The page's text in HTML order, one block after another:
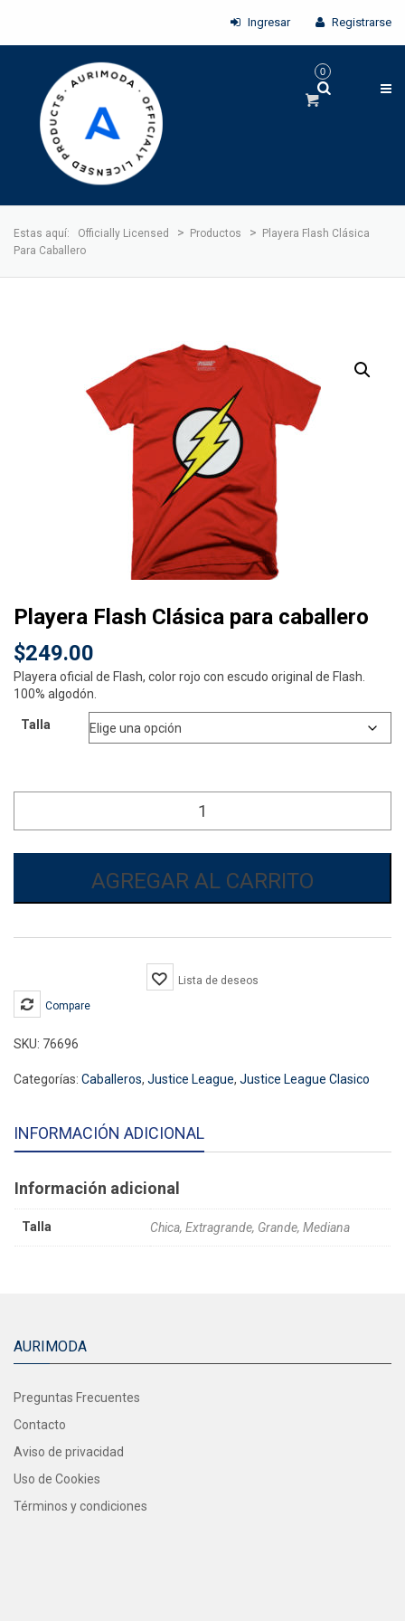
Ingresar Registrarse
0
Estas aquí: Officially Licensed > Productos >
Playera Flash Clásica
Para Caballero
Playera Flash Clásica para caballero
$249.00
Playera oficial de Flash, color rojo con escudo original de Flash.
100% algodón.
Talla
Clásica
para
AGREGAR AL CARRITO
Lista de deseos
Compare
SKU: 76696
Categorías: Caballeros, Justice League, Justice League Clasico
INFORMACIÓN ADICIONAL
Información adicional
Talla Chica, Extragrande, Grande, Mediana
AURIMODA
Preguntas Frecuentes
Contacto
Aviso de privacidad
Uso de Cookies
Términos y condiciones